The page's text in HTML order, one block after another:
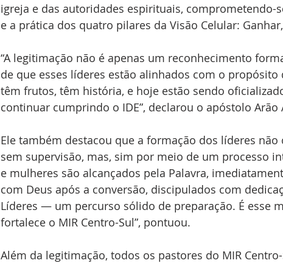
igreja e das autoridades espirituais, comprometendo-
e a prática dos quatro pilares da Visão Celular:
“A legitimação não é apenas um reconhecimento
de que esses líderes estão alinhados com o propósito
têm frutos, têm história, e hoje estão sendo
continuar cumprindo o IDE”, declarou o apóstolo Arão
Ele também destacou que a formação dos líderes
sem supervisão, mas, sim por meio de um processo
e mulheres são alcançados pela Palavra,
com Deus após a conversão, discipulados com
Líderes — um percurso sólido de preparação. É esse
fortalece o MIR Centro-Sul”, pontuou.
Além da legitimação, todos os pastores do MIR